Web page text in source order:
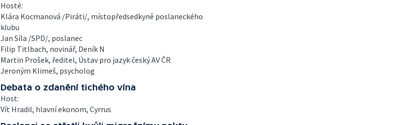
Hosté:
Klára Kocmanová /Piráti/, místopředsedkyně poslaneckého
klubu
Jan Síla /SPD/, poslanec
Filip Titlbach, novinář, Deník N
Martin Prošek, ředitel, Ústav pro jazyk český AV ČR
Jeroným Klimeš, psycholog
Debata o zdanění tichého vína
Host:
Vít Hradil, hlavní ekonom, Cyrrus